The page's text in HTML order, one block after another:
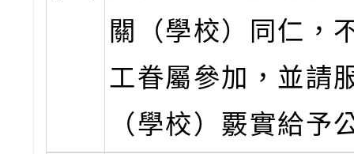
關（學校）同仁，
工眷屬參加，並請
（學校）覈實給予